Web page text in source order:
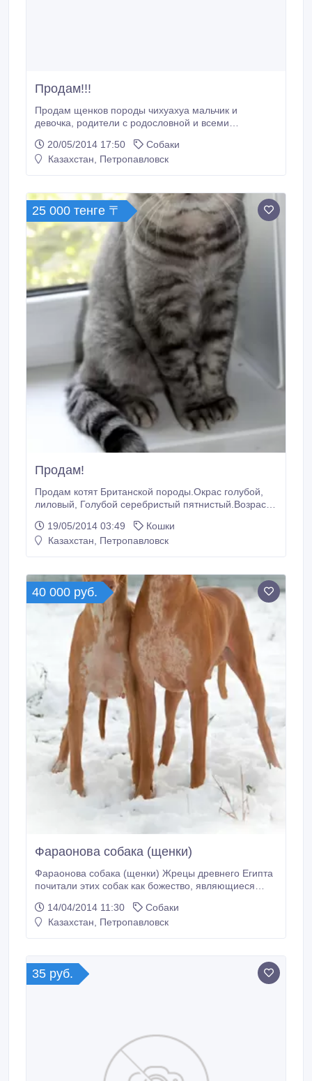
Продам!!!
Продам щенков породы чихуахуа мальчик и
девочка, родители с родословной и всеми
20/05/2014 17:50
Собаки
Казахстан, Петропавловск
25 000 тенге 〒
Продам!
Продам котят Британской породы.Окрас голубой,
лиловый, Голубой серебристый пятнистый.Возраст
родителей.Документы клуб.Маркиза.К горшку и
когте точке приучены..
19/05/2014 03:49
Кошки
Казахстан, Петропавловск
40 000 руб.
Фараонова собака (щенки)
Фараонова собака (щенки) Жрецы древнего Египта
почитали этих собак как божество, являющиеся
бальзамирования. Особый облик этих собак, и
сегодня позволяет нам восхищаться их грацией и
14/04/2014 11:30
Собаки
Казахстан, Петропавловск
35 руб.